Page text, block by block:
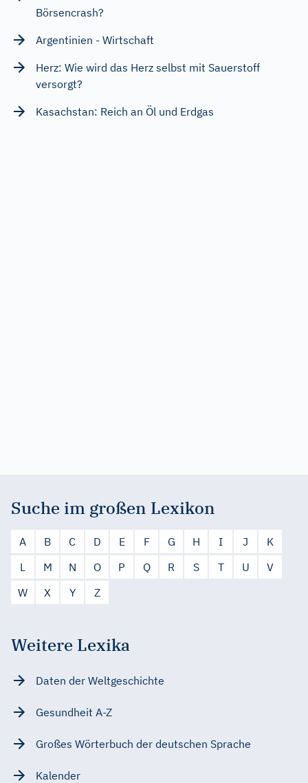
Börsencrash?
Argentinien - Wirtschaft
Herz: Wie wird das Herz selbst mit Sauerstoff
versorgt?
Kasachstan: Reich an Öl und Erdgas
Suche im großen Lexikon
A B C D E F G H I J
K
L
M N O P Q R S T U
V
W
X Y Z
Weitere Lexika
Daten der Weltgeschichte
Gesundheit A-Z
Großes Wörterbuch der deutschen Sprache
Kalender